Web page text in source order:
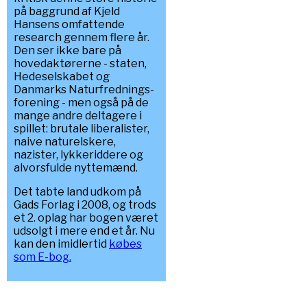
på baggrund af Kjeld
Hansens omfattende
research gennem flere år.
Den ser ikke bare på
hovedaktørerne - staten,
Hedeselskabet og
Danmarks Naturfrednings-
forening - men også på de
mange andre deltagere i
spillet: brutale liberalister,
naive naturelskere,
nazister, lykkeriddere og
alvorsfulde nyttemænd.
Det tabte land udkom på
Gads Forlag i 2008, og trods
et 2. oplag har bogen været
udsolgt i mere end et år. Nu
kan den imidlertid købes
som E-bog.